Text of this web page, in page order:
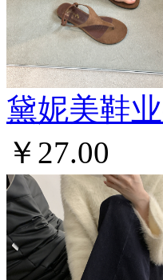
黛妮美鞋业
￥27.00